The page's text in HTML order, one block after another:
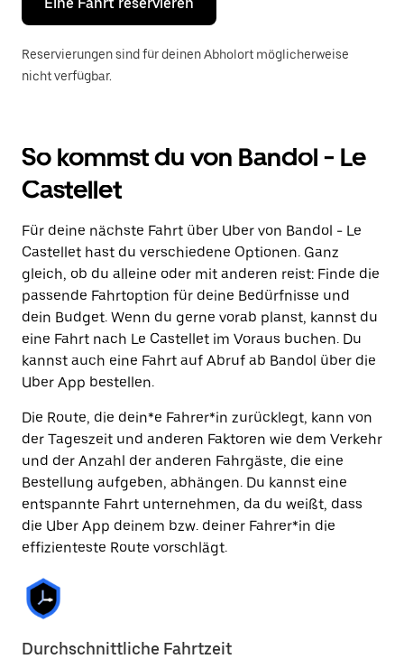
Kalender
schließen.
Reservierungen sind für deinen Abholort möglicherweise
nicht verfügbar.
So kommst du von Bandol - Le
Castellet
Für deine nächste Fahrt über Uber von Bandol - Le
Castellet hast du verschiedene Optionen. Ganz
gleich, ob du alleine oder mit anderen reist: Finde die
passende Fahrtoption für deine Bedürfnisse und
dein Budget. Wenn du gerne vorab planst, kannst du
eine Fahrt nach Le Castellet im Voraus buchen. Du
kannst auch eine Fahrt auf Abruf ab Bandol über die
Uber App bestellen.
Die Route, die dein*e Fahrer*in zurücklegt, kann von
der Tageszeit und anderen Faktoren wie dem Verkehr
und der Anzahl der anderen Fahrgäste, die eine
Bestellung aufgeben, abhängen. Du kannst eine
entspannte Fahrt unternehmen, da du weißt, dass
die Uber App deinem bzw. deiner Fahrer*in die
effizienteste Route vorschlägt.
Durchschnittliche Fahrtzeit